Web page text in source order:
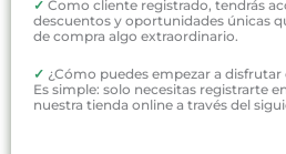
✓ Como cliente registrado, tendrás
descuentos y oportunidades únicas
de compra algo extraordinario.
✓ ¿Cómo puedes empezar a disfrutar
Es simple: solo necesitas registrarte
nuestra tienda online a través del